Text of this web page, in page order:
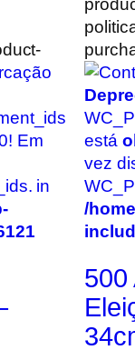
Em
in
está
vez
/
500